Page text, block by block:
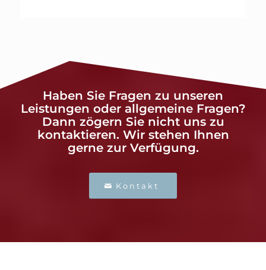
Haben Sie Fragen zu unseren
Leistungen oder allgemeine Fragen?
Dann zögern Sie nicht uns zu
kontaktieren. Wir stehen Ihnen
gerne zur Verfügung.
Kontakt